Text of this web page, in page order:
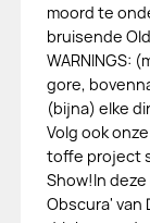
moord te
bruisende
WARNINGS:
gore,
(bijna) elke
Volg ook
toffe project
Show!⁠⁠In
Obscura' van